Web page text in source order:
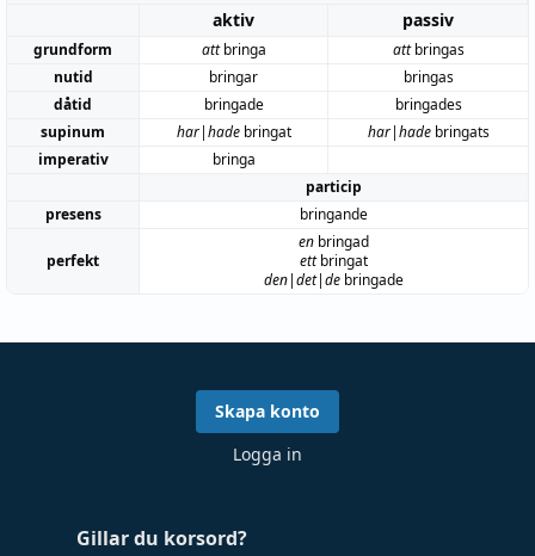
aktiv
passiv
grundform attbringa attbringas
nutid
bringar
bringas
dåtid
bringade
bringades
supinum
har|hadebringat har|hadebringats
imperativ
bringa
particip
presens
bringande
perfekt
en bringad
ettbringat
den|det|de bringade
Gillar du korsord?
Skapa konto
Logga in